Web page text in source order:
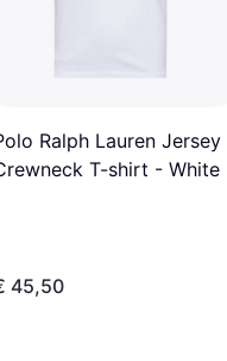
Ralph Lauren Jersey
T-shirt - White
45,50